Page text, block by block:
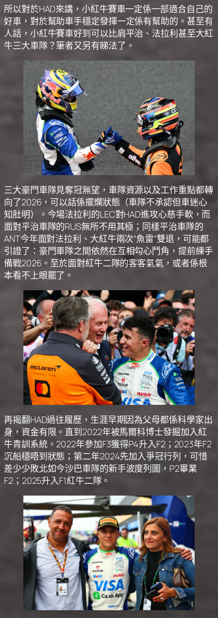
所以對於HAD來講，小紅牛賽車一定係一部適合自己的
好車，對於幫助車手穩定發揮一定係有幫助的。甚至有
人話，小紅牛賽車好到可以比肩平治、法拉利甚至大紅
牛三大車隊？筆者又另有睇法了。
三大豪門車隊見奪冠無望，車隊資源以及工作重點都轉
向了2026，可以話係擺爛狀態（車隊不承認但車迷心
知肚明）。今場法拉利的LEC對HAD進攻心慈手軟，而
面對平治車隊的RUS無所不用其極；同樣平治車隊的
ANT今年面對法拉利、大紅牛兩次“魚雷”雙退，可能都
引證了：豪門車隊之間依然在互相勾心鬥角，提前練手
備戰2026。至於面對紅牛二隊的客客氣氣，或者係根
本看不上眼罷了。
再揭翻HAD過往履歷，生涯早期因為父母都係科學家出
身，資金有限。直到2022年被馬爾科博士發掘加入紅
牛青訓系統。2022年參加F3獲得P4升入F2；2023年F2
沉船穩唔到狀態；第二年2024先加入爭冠行列，可惜
差少少敗北如今沙巴車隊的新手波度列圖，P2畢業
F2；2025升入F1紅牛二隊。